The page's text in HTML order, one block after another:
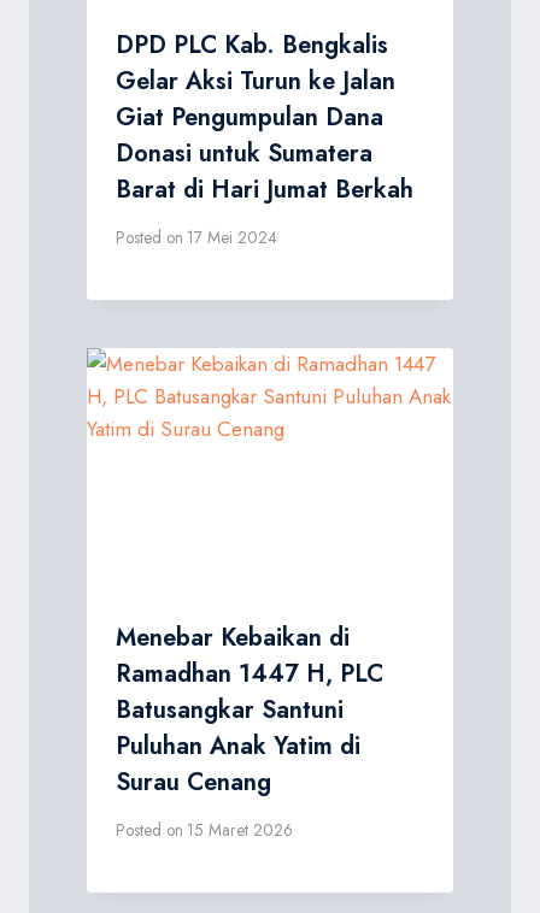
DPD PLC Kab. Bengkalis
Gelar Aksi Turun ke Jalan
Giat Pengumpulan Dana
Donasi untuk Sumatera
Barat di Hari Jumat Berkah
Posted on 17 Mei 2024
Menebar Kebaikan di
Ramadhan 1447 H, PLC
Batusangkar Santuni
Puluhan Anak Yatim di
Surau Cenang
Posted on 15 Maret 2026